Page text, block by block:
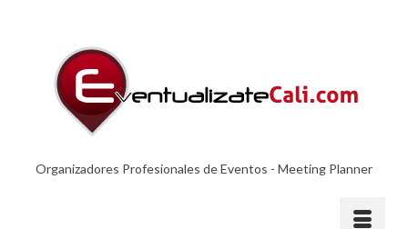
Organizadores Profesionales de Eventos - Meeting Planner